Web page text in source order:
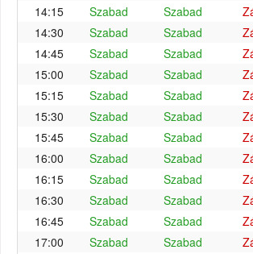
14:15
Szabad Szabad
14:30
Szabad Szabad
14:45
Szabad Szabad
15:00
Szabad Szabad
15:15
Szabad Szabad
15:30
Szabad Szabad
15:45
Szabad Szabad
16:00
Szabad Szabad
16:15
Szabad Szabad
16:30
Szabad Szabad
16:45
Szabad Szabad
17:00
Szabad Szabad